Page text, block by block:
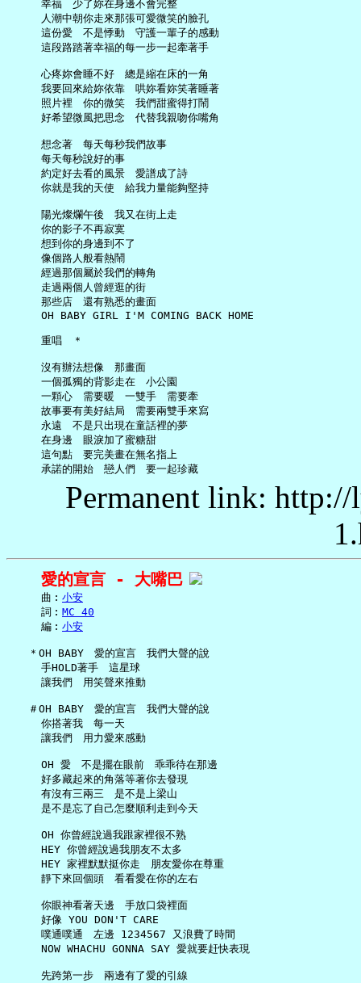
     幸福　少了妳在身邊不會完整
     人潮中朝你走來那張可愛微笑的臉孔
     這份愛　不是悸動　守護一輩子的感動
     這段路踏著幸福的每一步一起牽著手
     心疼妳會睡不好　總是縮在床的一角
     我要回來給妳依靠　哄妳看妳笑著睡著
     照片裡　你的微笑　我們甜蜜得打鬧
     好希望微風把思念　代替我親吻你嘴角
     想念著　每天每秒我們故事
     每天每秒說好的事
     約定好去看的風景　愛譜成了詩
     你就是我的天使　給我力量能夠堅持
     陽光燦爛午後　我又在街上走
     你的影子不再寂寞
     想到你的身邊到不了
     像個路人般看熱鬧
     經過那個屬於我們的轉角
     走過兩個人曾經逛的街
     那些店　還有熟悉的畫面
     OH BABY GIRL I'M COMING BACK HOME
     重唱　＊
     沒有辦法想像　那畫面
     一個孤獨的背影走在　小公園
     一顆心　需要暖　一雙手　需要牽
     故事要有美好結局　需要兩雙手來寫
     永遠　不是只出現在童話裡的夢
     在身邊　眼淚加了蜜糖甜
     這句點　要完美畫在無名指上
Permanent link:
愛的宣言 - 大嘴巴
     曲︰
小安
     詞︰
MC 40
     編︰
小安
   ＊OH BABY　愛的宣言　我們大聲的說
     手HOLD著手　這星球
     讓我們　用笑聲來推動
   ＃OH BABY　愛的宣言　我們大聲的說
     你搭著我　每一天
     讓我們　用力愛來感動
     OH 愛　不是擺在眼前　乖乖待在那邊
     好多藏起來的角落等著你去發現
     有沒有三兩三　是不是上梁山
     是不是忘了自己怎麼順利走到今天
     OH 你曾經說過我跟家裡很不熟
     HEY 你曾經說過我朋友不太多
     HEY 家裡默默挺你走　朋友愛你在尊重
     靜下來回個頭　看看愛在你的左右
     你眼神看著天邊　手放口袋裡面
     好像 YOU DON'T CARE
     噗通噗通　左邊 1234567 又浪費了時間
     NOW WHACHU GONNA SAY 愛就要赶快表現
     先跨第一步　兩邊有了愛的引線